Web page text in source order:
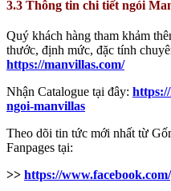
3.3 Thông tin chi tiết ngói
Quý khách hàng tham khảm
thước, định mức, đặc tính
https://manvillas.com/
Nhận Catalogue tại đây:
ngoi-manvillas
Theo dõi tin tức mới nhất từ
Fanpages tại:
>> https://